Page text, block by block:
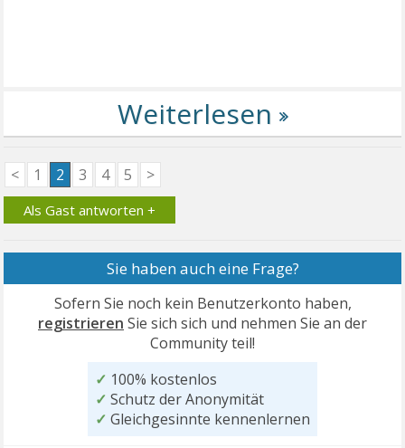
< 1 2 3 4 5 >
Als Gast antworten +
Sie haben auch eine Frage?
Sofern Sie noch kein Benutzerkonto haben,
registrieren Sie sich sich und nehmen Sie an der
Community teil!
✓ 100% kostenlos
✓ Schutz der Anonymität
✓ Gleichgesinnte kennenlernen